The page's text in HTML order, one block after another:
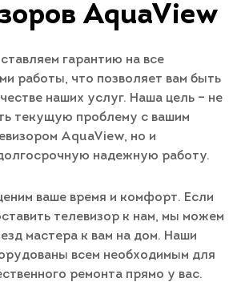
AquaView
гарантию на все
работы, что позволяет вам быть
наших услуг. Наша цель – не
текущую проблему с вашим
AquaView, но и
надежную работу.
ваше время и комфорт. Если
телевизор к нам, мы можем
мастера к вам на дом. Наши
всем необходимым для
ремонта прямо у вас.